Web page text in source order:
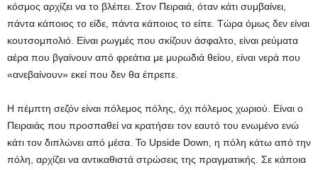
κόσμος αρχίζει να το βλέπει. Στον Πειραιά, όταν κάτι συμβαίνει,
πάντα κάποιος το είδε, πάντα κάποιος το είπε. Τώρα όμως δεν είναι
κουτσομπολιό. Είναι ρωγμές που σκίζουν άσφαλτο, είναι ρεύματα
αέρα που βγαίνουν από φρεάτια με μυρωδιά θείου, είναι νερά που
«ανεβαίνουν» εκεί που δεν θα έπρεπε.
Η πέμπτη σεζόν είναι πόλεμος πόλης, όχι πόλεμος χωριού. Είναι ο
Πειραιάς που προσπαθεί να κρατήσει τον εαυτό του ενωμένο ενώ
κάτι τον διπλώνει από μέσα. Το Upside Down, η πόλη κάτω από την
πόλη, αρχίζει να αντικαθιστά στρώσεις της πραγματικής. Σε κάποια